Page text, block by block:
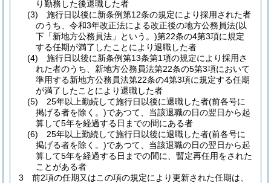
り勤務した後退職した者
(3)
施行日以後に新条例第12条の規定により採用された者
のうち、令和3年改正法による改正後の地方公務員法(以
下「新地方公務員法」という。)第22条の4第3項に規定
する任期が満了したことにより退職した者
(4)
施行日以後に新条例第13条第1項の規定により採用さ
れた者のうち、新地方公務員法第22条の5第3項において
準用する新地方公務員法第22条の4第3項に規定する任期
が満了したことにより退職した者
(5)
25年以上勤続して施行日以後に退職した者(前各号に
掲げる者を除く。)であつて、当該退職の日の翌日から起
算して5年を経過する日までの間にある者
(6)
25年以上勤続して施行日以後に退職した者(前各号に
掲げる者を除く。)であつて、当該退職の日の翌日から起
算して5年を経過する日までの間に、暫定再任用をされた
ことがある者
3
前2項の任期又はこの項の規定により更新された任期は、